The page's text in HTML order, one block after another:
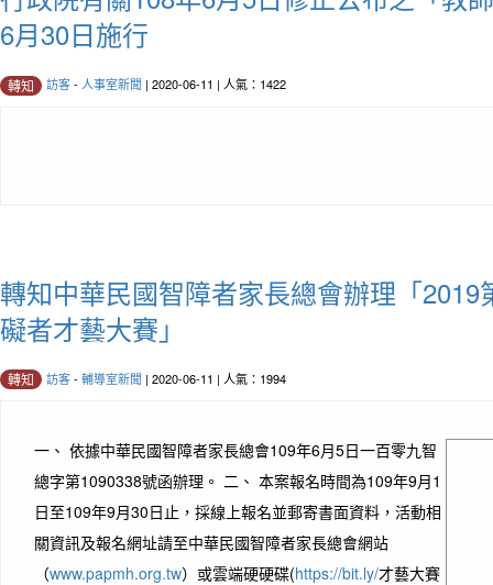
6月30日施行
轉知 訪客- 人事室新聞 | 2020-06-11 | 人氣：1422
轉知中華民國智障者家長總會辦理「2019
礙者才藝大賽」
轉知 訪客- 輔導室新聞 | 2020-06-11 | 人氣：1994
一、 依據中華民國智障者家長總會109年6月5日一百零九智
總字第1090338號函辦理。 二、 本案報名時間為109年9月1
日至109年9月30日止，採線上報名並郵寄書面資料，活動相
關資訊及報名網址請至中華民國智障者家長總會網站
（www.papmh.org.tw）或雲端硬硬碟(https://bit.ly/才藝大賽